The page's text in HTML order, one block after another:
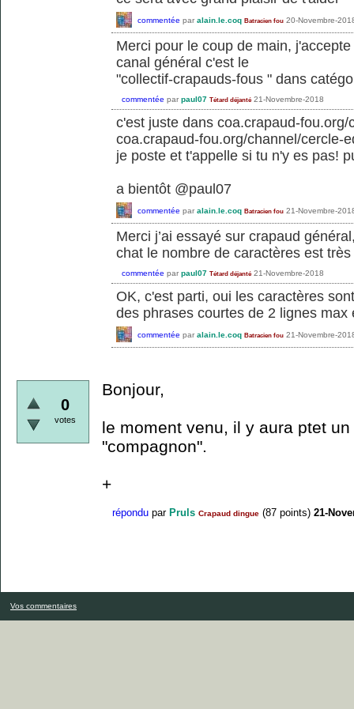
commentée par alain.le.coq Batracien fou 20-Novembre-
Merci pour le coup de main,
canal général c'est le
"collectif-crapauds-fous " dans
commentée par paul07 Tétard déjanté 21-Novembre-2018
c'est juste dans coa.crapaud-
coa.crapaud-fou.org/channel/cercle-
je poste et t'appelle si tu n'y es pas!
a bientôt @paul07
commentée par alain.le.coq Batracien fou 21-Novembre-
Merci j’ai essayé sur crapaud
chat le nombre de caractères est
commentée par paul07 Tétard déjanté 21-Novembre-2018
OK, c'est parti, oui les caractères
des phrases courtes de 2 lignes max
commentée par alain.le.coq Batracien fou 21-Novembre-
0
votes
Bonjour,
le moment venu, il y aura ptet
"compagnon".
+
répondu par Pruls Crapaud dingue (87 points) 21-
Vos commentaires